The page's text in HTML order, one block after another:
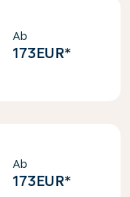
Ab
173EUR*
Ab
173EUR*